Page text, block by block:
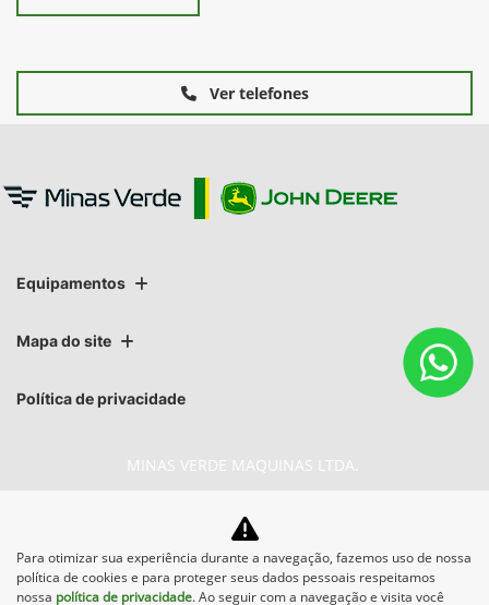
Ver telefones
Equipamentos
Mapa do site
Política de privacidade
MINAS VERDE MAQUINAS LTDA.
Para otimizar sua experiência durante a navegação, fazemos uso de nossa
política de cookies e para proteger seus dados pessoais respeitamos
nossa política de privacidade. Ao seguir com a navegação e visita você